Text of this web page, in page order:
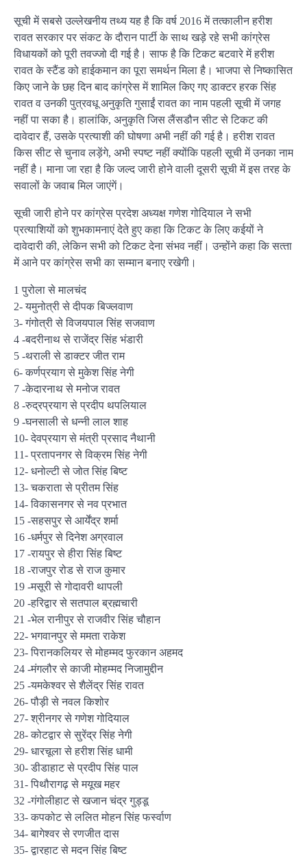
सूची में सबसे उल्‍लेखनीय तथ्‍य यह है कि वर्ष 2016 में तत्‍कालीन हरीश
रावत सरकार पर संकट के दौरान पार्टी के साथ खड़े रहे सभी कांग्रेस
विधायकों को पूरी तवज्‍जो दी गई है। साफ है कि टिकट बटवारे में हरीश
रावत के स्‍टैंड को हाईकमान का पूरा समर्थन मिला है। भाजपा से निष्‍कासित
किए जाने के छह दिन बाद कांग्रेस में शामिल किए गए डाक्टर हरक सिंह
रावत व उनकी पुत्रवधू अनुकृति गुसाईं रावत का नाम पहली सूची में जगह
नहीं पा सका है। हालांकि, अनुकृति जिस लैंसडौन सीट से टिकट की
दावेदार हैं, उसके प्रत्‍याशी की घोषणा अभी नहीं की गई है। हरीश रावत
किस सीट से चुनाव लड़ेंगे, अभी स्‍पष्‍ट नहीं क्‍योंकि पहली सूची में उनका नाम
नहीं है। माना जा रहा है कि जल्‍द जारी होने वाली दूसरी सूची में इस तरह के
सवालों के जवाब मिल जाएंगें।
सूची जारी होने पर कांग्रेस प्रदेश अध्‍यक्ष गणेश गोदियाल ने सभी
प्रत्‍याशियों को शुभकामनाएं देते हुए कहा कि टिकट के लिए कईयों ने
दावेदारी की, लेकिन सभी को टिकट देना संभव नहीं। उन्‍होंने कहा कि सत्‍ता
में आने पर कांग्रेस सभी का सम्‍मान बनाए रखेगी।
1 पुरोला से मालचंद
2- यमुनोत्री से दीपक बिज्‍लवाण
3- गंगोत्री से विजयपाल सिंह सजवाण
4 -बदरीनाथ से राजेंद्र सिंह भंडारी
5 -थराली से डाक्टर जीत राम
6- कर्णप्रयाग से मुकेश सिंह नेगी
7 -केदारनाथ से मनोज रावत
8 -रुद्रप्रयाग से प्रदीप थपलियाल
9 -घनसाली से धन्‍नी लाल शाह
10- देवप्रयाग से मंत्री प्रसाद नैथानी
11- प्रतापनगर से विक्रम सिंह नेगी
12- धनोल्‍टी से जोत सिंह बिष्‍ट
13- चकराता से प्रीतम सिंह
14- विकासनगर से नव प्रभात
15 -सहसपुर से आर्येंद्र शर्मा
16 -धर्मपुर से दिनेश अग्रवाल
17 -रायपुर से हीरा सिंह बिष्‍ट
18 -राजपुर रोड से राज कुमार
19 -मसूरी से गोदावरी थापली
20 -हरिद्वार से सतपाल ब्रह्मचारी
21 -भेल रानीपुर से राजवीर सिंह चौहान
22- भगवानपुर से ममता राकेश
23- पिरानकलियर से मोहम्‍मद फुरकान अहमद
24 -मंगलौर से काजी मोहम्‍मद निजामुद्दीन
25 -यमकेश्‍वर से शैलेंद्र सिंह रावत
26- पौड़ी से नवल किशोर
27- श्रीनगर से गणेश गोदियाल
28- कोटद्वार से सुरेंद्र सिंह नेगी
29- धारचूला से हरीश सिंह धामी
30- डीडाहाट से प्रदीप सिंह पाल
31- पिथौरागढ़ से मयूख महर
32 -गंगोलीहाट से खजान चंद्र गुड्डू
33- कपकोट से ललित मोहन सिंह फर्स्वाण
34- बागेश्‍वर से रणजीत दास
35- द्वारहाट से मदन सिंह बिष्‍ट